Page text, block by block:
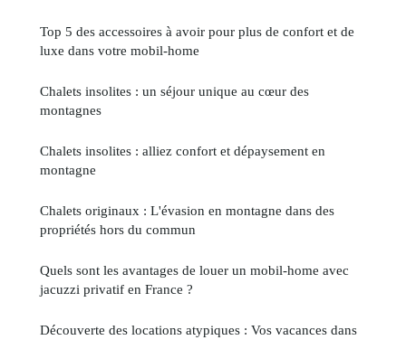
Top 5 des accessoires à avoir pour plus de confort et de
luxe dans votre mobil-home
Chalets insolites : un séjour unique au cœur des
montagnes
Chalets insolites : alliez confort et dépaysement en
montagne
Chalets originaux : L'évasion en montagne dans des
propriétés hors du commun
Quels sont les avantages de louer un mobil-home avec
jacuzzi privatif en France ?
Découverte des locations atypiques : Vos vacances dans